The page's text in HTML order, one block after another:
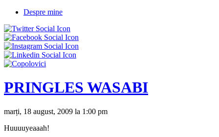
Despre mine
PRINGLES WASABI
marți, 18 august, 2009 la 1:00 pm
Huuuuyeaaah!